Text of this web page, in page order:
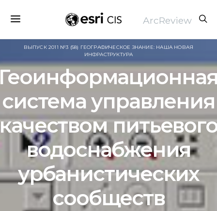
ArcReview
ВЫПУСК 2011 №3 (58) ГЕОГРАФИЧЕСКОЕ ЗНАНИЕ: НАША НОВАЯ
ИНФРАСТРУКТУРА
система управления
водоснабжения
урбанистических
сообществ